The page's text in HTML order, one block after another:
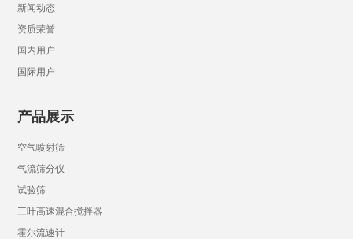
新闻动态
资质荣誉
国内用户
国际用户
产品展示
空气喷射筛
气流筛分仪
试验筛
三叶高速混合搅拌器
霍尔流速计